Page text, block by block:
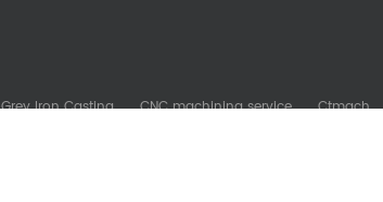
Grey Iron Casting CNC machining service Ctmach